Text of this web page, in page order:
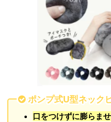
ポンプ式U型ネック
口をつけずに膨らま